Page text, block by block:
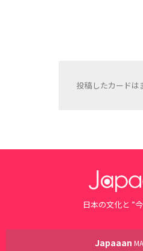
投稿したカードは
日本の文化と ”
Japaaan